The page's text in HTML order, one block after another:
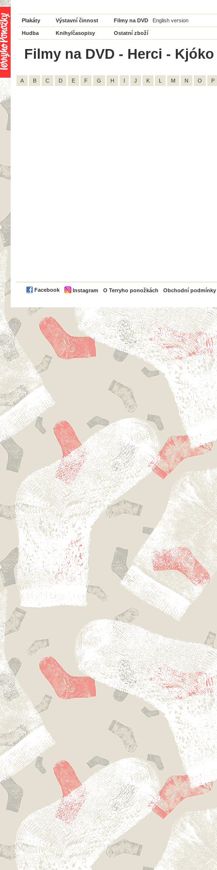
Plakáty Výstavní činnost Filmy na DVD English version
Hudba Knihy/časopisy Ostatní zboží
Filmy na DVD - Herci -
A B C D E F G H I J K L M N O P
Facebook Instagram O Terryho ponožkách Obchodní podmínky
PayPal